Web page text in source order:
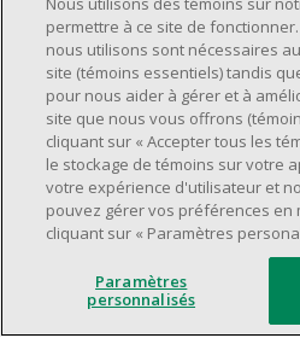
supervision.
Avoir une grande
travail le jour, le soir, la
Être capable
temps et de gérer ses
Excellentes
communication et de
interpersonnelles.
Avoir du leadership et
d'équipe.
Capacité à effectuer
permettre à ce site de
nous utilisons sont nécessaires
site (témoins essentiels) tandis
pour nous aider à gérer et à
site que nous vous offrons
cliquant sur « Accepter tous les
le stockage de témoins sur votre
votre expérience d'utilisateur et
pouvez gérer vos préférences en
cliquant sur « Paramètres
Paramètres
personnalisés